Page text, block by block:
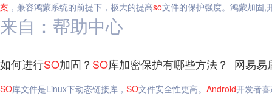
案 ，兼容鸿蒙系统的前提下，极大的提高so文件的保护强度。鸿蒙加固,
来自：帮助中心
如何进行SO加固？ SO库加密保护有哪些方法？_网易易
SO库文件是Linux下动态链接库， SO文件安全性更高。 Android开发者